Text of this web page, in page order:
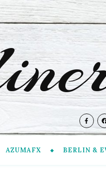
AZUMAFX BERLIN &